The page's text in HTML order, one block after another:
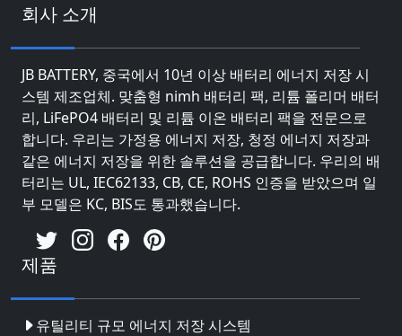
회사 소개
JB BATTERY, 중국에서 10년 이상 배터리 에너지 저장 시
스템 제조업체. 맞춤형 nimh 배터리 팩, 리튬 폴리머 배터
리, LiFePO4 배터리 및 리튬 이온 배터리 팩을 전문으로
합니다. 우리는 가정용 에너지 저장, 청정 에너지 저장과
같은 에너지 저장을 위한 솔루션을 공급합니다. 우리의 배
터리는 UL, IEC62133, CB, CE, ROHS 인증을 받았으며 일
부 모델은 KC, BIS도 통과했습니다.
제품
유틸리티 규모 에너지 저장 시스템